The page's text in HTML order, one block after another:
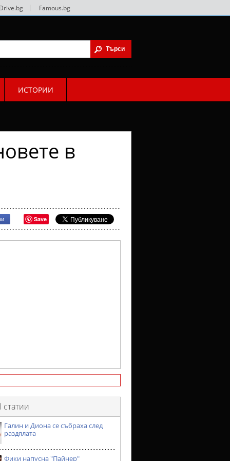
Famous.bg
ИСТОРИИ
в
Save
Галин и Диона се събраха след
раздялата
Фики напусна "Пайнер"